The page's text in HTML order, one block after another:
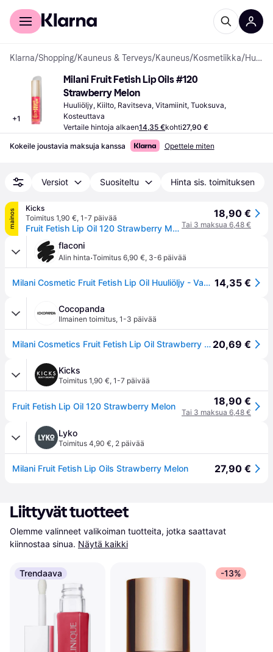
Kuluttajille
Klarna/Shopping/Kauneus & Terveys/Kauneus/Kosmetiikka/ Huuliöljyt
+1
Milani Fruit Fetish Lip Oils #120
Strawberry Melon
Huuliöljy, Kiilto, Ravitseva, Vitamiinit, Tuoksuva,
Kosteuttava
Vertaile hintoja alkaen14,35 €kohti27,90 €
Kokeile joustavia maksuja kanssa Opettele miten
Versiot Suositeltu Hinta sis. toimituksen
mainos
Kicks
Toimitus 1,90 €, 1-7 päivää
Fruit Fetish Lip Oil 120 Strawberry Melon
18,90 €
Tai 3 maksua 6,48 €
flaconi
Alin hinta·Toimitus 6,90 €, 3-6 päivää
Milani Cosmetic Fruit Fetish Lip Oil Huuliöljy - Vaaleanpunainen 14,35 €
Cocopanda
Ilmainen toimitus, 1-3 päivää
Milani Cosmetics Fruit Fetish Lip Oil Strawberry Melon 4ml 20,69 €
Kicks
Toimitus 1,90 €, 1-7 päivää
Fruit Fetish Lip Oil 120 Strawberry Melon 18,90 €
Tai 3 maksua 6,48 €
Lyko
Toimitus 4,90 €, 2 päivää
Milani Fruit Fetish Lip Oils Strawberry Melon 27,90 €
Liittyvät tuotteet
Olemme valinneet valikoiman tuotteita, jotka saattavat
kiinnostaa sinua. Näytä kaikki
Trendaava -13%